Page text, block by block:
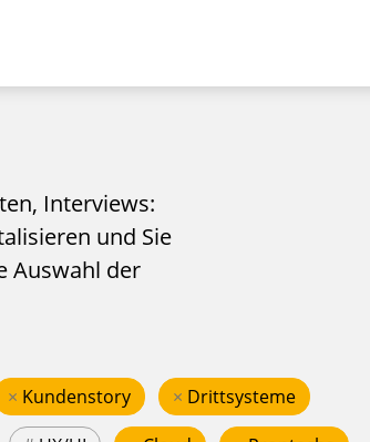
Interviews:
und Sie
Auswahl der
× Kundenstory × Drittsysteme